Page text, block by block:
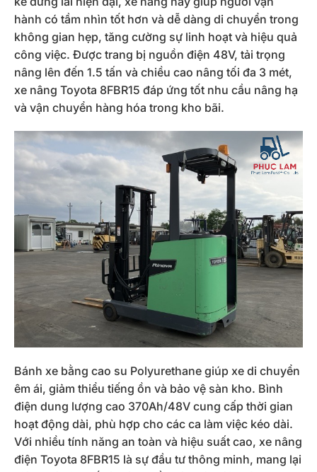
hành có tầm nhìn tốt hơn và dễ dàng di chuyển trong
không gian hẹp, tăng cường sự linh hoạt và hiệu quả
công việc. Được trang bị nguồn điện 48V, tải trọng
nâng lên đến 1.5 tấn và chiều cao nâng tối đa 3 mét,
xe nâng Toyota 8FBR15 đáp ứng tốt nhu cầu nâng hạ
và vận chuyển hàng hóa trong kho bãi.
Bánh xe bằng cao su Polyurethane giúp xe di chuyển
êm ái, giảm thiểu tiếng ồn và bảo vệ sàn kho. Bình
điện dung lượng cao 370Ah/48V cung cấp thời gian
hoạt động dài, phù hợp cho các ca làm việc kéo dài.
Với nhiều tính năng an toàn và hiệu suất cao, xe nâng
điện Toyota 8FBR15 là sự đầu tư thông minh, mang lại